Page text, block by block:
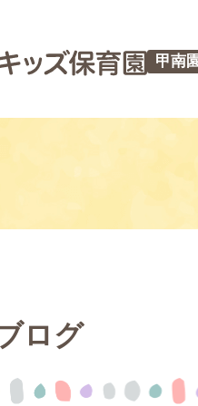
甲南
ログ